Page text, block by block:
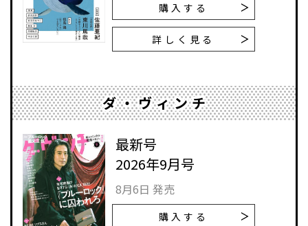
購入する
詳しく見る
ダ・ヴィンチ
最新号
2026年9月号
8月6日 発売
購入する